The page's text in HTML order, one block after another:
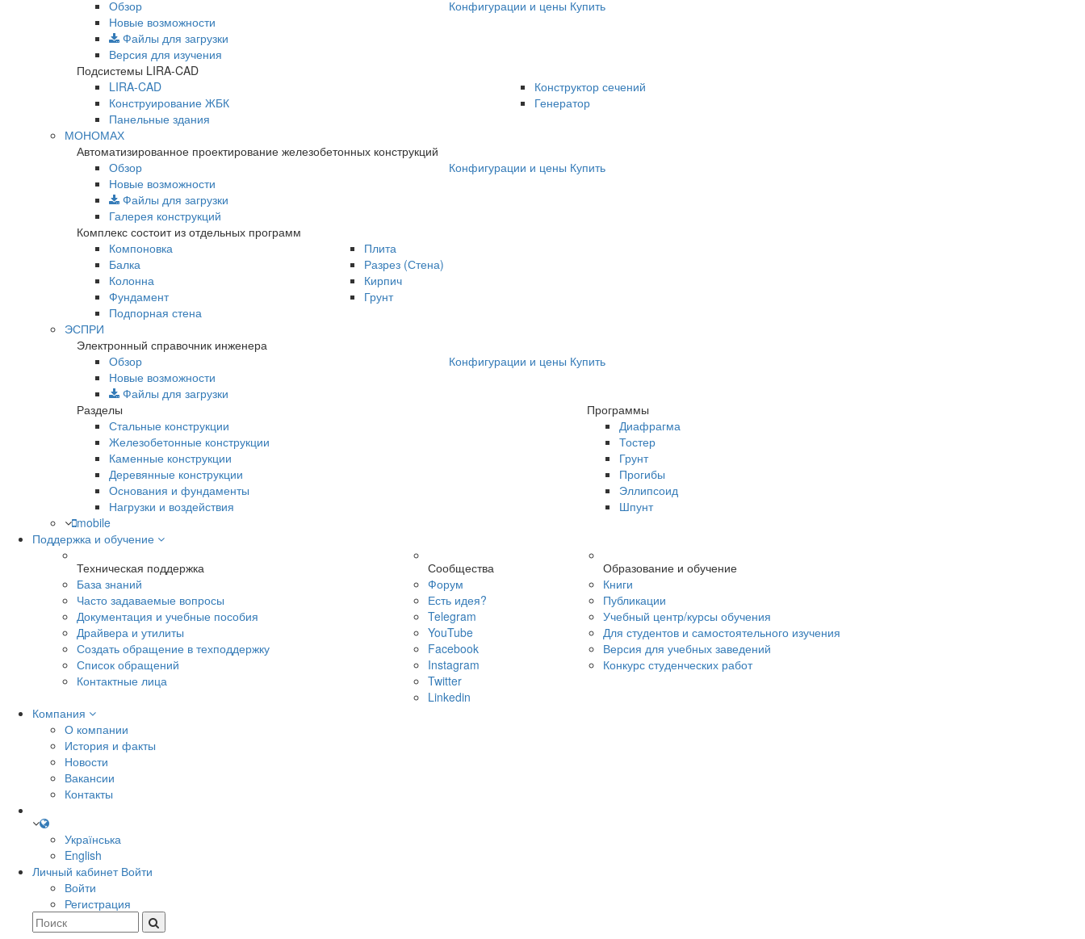
Обзор
Новые возможности
Файлы для загрузки
Версия для изучения
Конфигурации и цены Купить
Подсистемы LIRA-CAD
LIRA-CAD
Конструирование ЖБК
Панельные здания
Конструктор сечений
Генератор
МОНОМАХ
Автоматизированное проектирование железобетонных конструкций
Обзор
Новые возможности
Файлы для загрузки
Галерея конструкций
Конфигурации и цены Купить
Комплекс состоит из отдельных программ
Компоновка
Балка
Колонна
Фундамент
Подпорная стена
Плита
Разрез (Стена)
Кирпич
Грунт
ЭСПРИ
Электронный справочник инженера
Обзор
Новые возможности
Файлы для загрузки
Конфигурации и цены Купить
Разделы
Программы
Стальные конструкции
Железобетонные конструкции
Каменные конструкции
Деревянные конструкции
Основания и фундаменты
Нагрузки и воздействия
Диафрагма
Тостер
Грунт
Прогибы
Эллипсоид
Шпунт
mobile
Поддержка и обучение
Техническая поддержка
База знаний
Часто задаваемые вопросы
Документация и учебные пособия
Драйвера и утилиты
Создать обращение в техподдержку
Список обращений
Контактные лица
Сообщества
Форум
Есть идея?
Telegram
YouTube
Facebook
Instagram
Twitter
Linkedin
Образование и обучение
Книги
Публикации
Учебный центр/курсы обучения
Для студентов и самостоятельного изучения
Версия для учебных заведений
Конкурс студенческих работ
Компания
О компании
История и факты
Новости
Вакансии
Контакты
Українська
English
Личный кабинет Войти
Войти
Регистрация